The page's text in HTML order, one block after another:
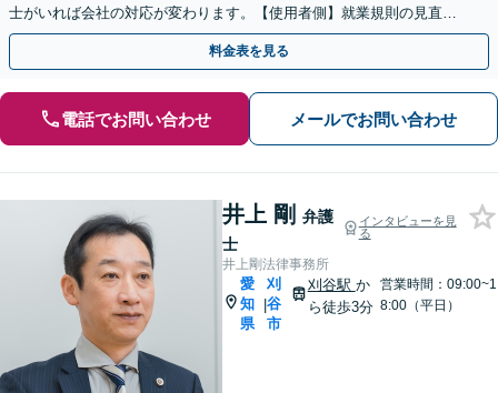
士がいれば会社の対応が変わります。【使用者側】就業規則の見直し
やハラスメント対策もお任せください【法テラス利用可能】
料金表を見る
電話でお問い合わせ メールでお問い合わせ
井上 剛 弁護
士
インタビューを見
る
井上剛法律事務所
愛
知
県
|
刈
谷
市
刈谷駅 か
ら徒歩3分
営業時間：09:00~1
8:00（平日）